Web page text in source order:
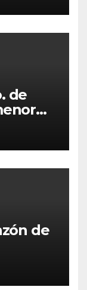
de
una
de
la